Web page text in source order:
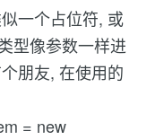
一个占位符, 或
型像参数一样进
朋友, 在使用的
= new